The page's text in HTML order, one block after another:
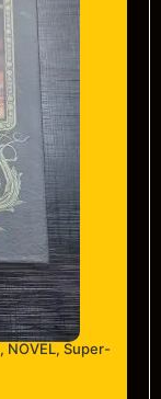
, NOVEL, Super-